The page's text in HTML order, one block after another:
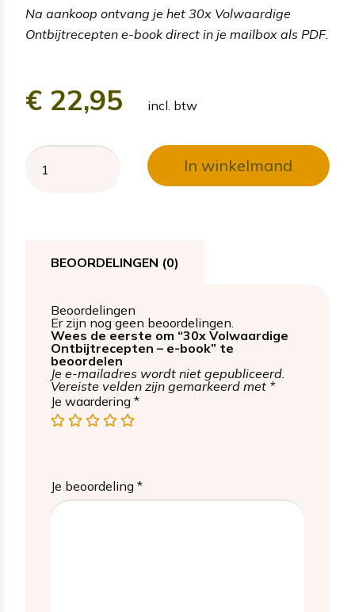
Na aankoop ontvang je het 30x Volwaardige
Ontbijtrecepten e-book direct in je mailbox als PDF.
€ 22,95 incl. btw
In winkelmand
BEOORDELINGEN (0)
Beoordelingen
Er zijn nog geen beoordelingen.
Wees de eerste om “30x Volwaardige
Ontbijtrecepten – e-book” te
beoordelen
Je e-mailadres wordt niet gepubliceerd.
Vereiste velden zijn gemarkeerd met *
Je waardering *
1 2 3 4 5
Je beoordeling *